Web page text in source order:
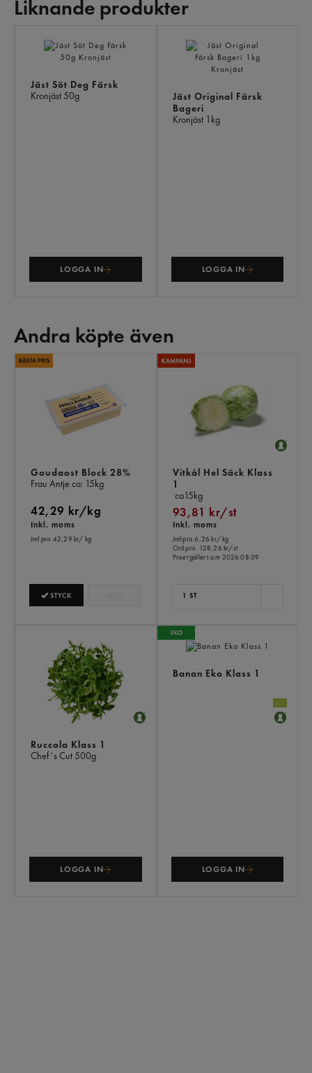
Liknande produkter
Jäst Söt Deg Färsk
Kronjäst50g
LOGGA IN
Jäst Original Färsk
Bageri
Kronjäst 1kg
LOGGA IN
Andra köpte även
Goudaost Block 28%
Frau Antje ca: 15kg
42,29 kr/kg
Inkl. moms
Jmf.pris 42,29 kr/ kg
STYCK
Vitkål Hel Säck Klass
1
ca15kg
93,81 kr/st
Inkl. moms
Jmf.pris 6,26 kr/ kg
Ord.pris
128,26 kr/st
Priset gäller t.o.m 2026.08.09
1 ST
Ruccola Klass 1
Chef´s Cut500g
LOGGA IN
Banan Eko Klass 1
LOGGA IN